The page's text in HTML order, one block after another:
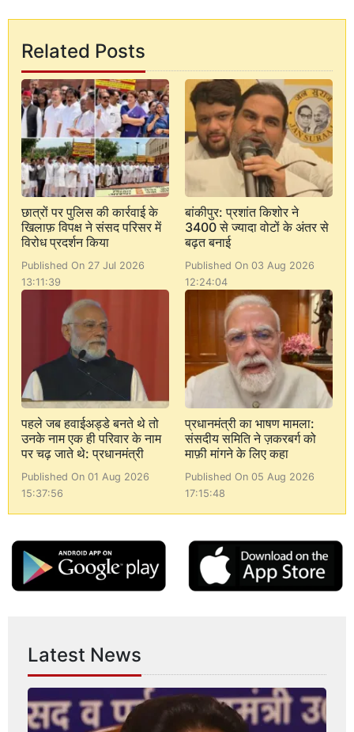
Related Posts
छात्रों पर पुलिस की कार्रवाई के
खिलाफ़ विपक्ष ने संसद परिसर में
विरोध प्रदर्शन किया
Published On 27 Jul 2026
13:11:39
बांकीपुर: प्रशांत किशोर ने
3400 से ज्यादा वोटों के अंतर से
बढ़त बनाई
Published On 03 Aug 2026
12:24:04
पहले जब हवाईअड्डे बनते थे तो
उनके नाम एक ही परिवार के नाम
पर चढ़ जाते थे: प्रधानमंत्री
Published On 01 Aug 2026
15:37:56
प्रधानमंत्री का भाषण मामला:
संसदीय समिति ने ज़करबर्ग को
माफ़ी मांगने के लिए कहा
Published On 05 Aug 2026
17:15:48
Latest News